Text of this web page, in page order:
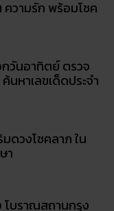
มดวงโชคลาภ ใน
บราณสถานกรุง
รศรีอยุธยา